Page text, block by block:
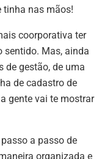
tinha nas mãos!
coorporativa ter
sentido. Mas, ainda
de gestão, de uma
de cadastro de
gente vai te mostrar
a passo de
organizada e